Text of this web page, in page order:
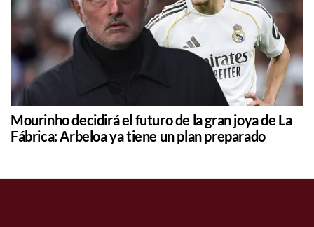
Mourinho decidirá el futuro de la gran joya de La
Fábrica: Arbeloa ya tiene un plan preparado